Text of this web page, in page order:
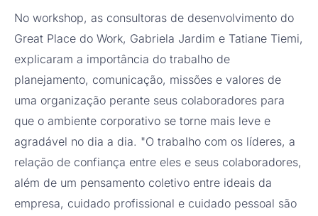
No workshop, as consultoras de desenvolvimento do
Great Place do Work, Gabriela Jardim e Tatiane Tiemi,
explicaram a importância do trabalho de
planejamento, comunicação, missões e valores de
uma organização perante seus colaboradores para
que o ambiente corporativo se torne mais leve e
agradável no dia a dia. "O trabalho com os líderes, a
relação de confiança entre eles e seus colaboradores,
além de um pensamento coletivo entre ideais da
empresa, cuidado profissional e cuidado pessoal são